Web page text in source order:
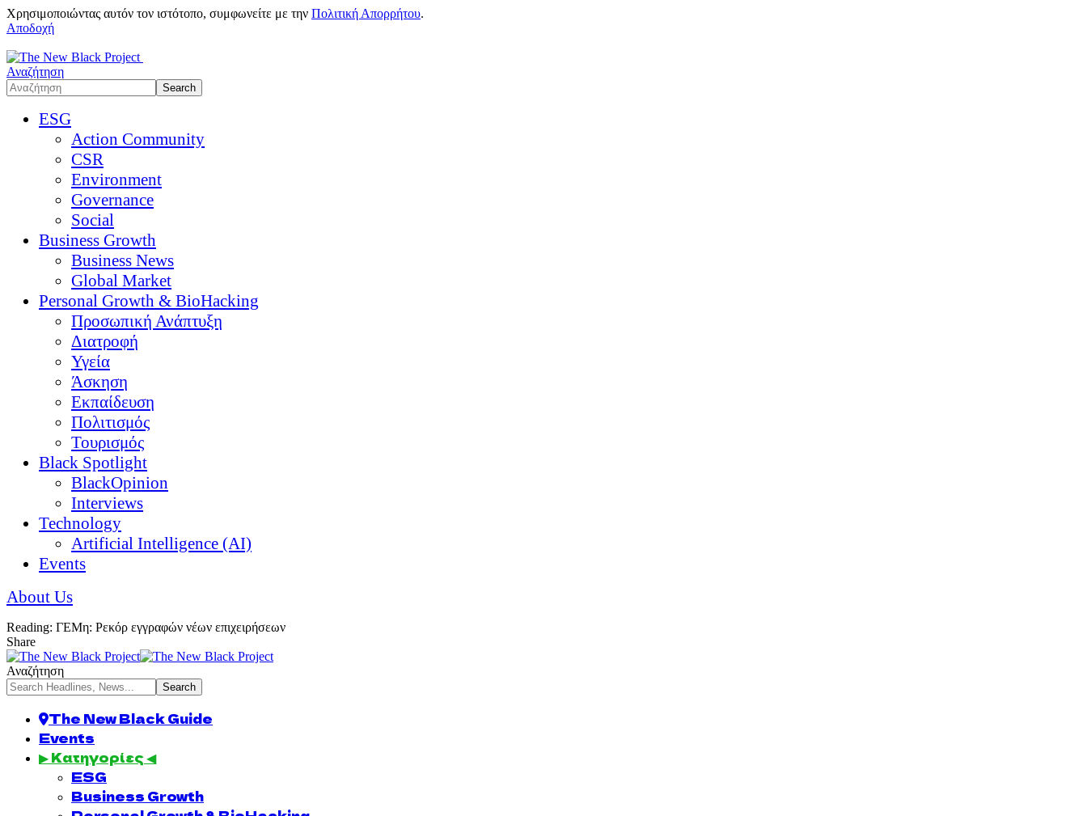
Χρησιμοποιώντας αυτόν τον ιστότοπο, συμφωνείτε με την Πολιτική Απορρήτου.
Αποδοχή
Αναζήτηση
ESG
Action Community
CSR
Environment
Governance
Social
Business Growth
Business News
Global Market
Personal Growth & BioHacking
Προσωπική Ανάπτυξη
Διατροφή
Υγεία
Άσκηση
Εκπαίδευση
Πολιτισμός
Τουρισμός
Black Spotlight
BlackOpinion
Interviews
Technology
Artificial Intelligence (AI)
Events
About Us
Reading: ΓΕΜη: Ρεκόρ εγγραφών νέων επιχειρήσεων
Share
Αναζήτηση
The New Black Guide
Events
▶ Κατηγορίες ◀
ESG
Business Growth